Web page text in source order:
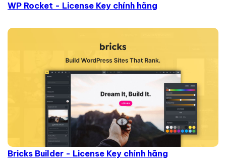
WP Rocket - License Key chính hãng
Bricks Builder - License Key chính hãng